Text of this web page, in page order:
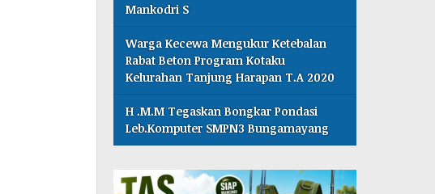
Mankodri S
Warga Kecewa Mengukur Ketebalan
Rabat Beton Program Kotaku
Kelurahan Tanjung Harapan T.A 2020
H .M.M Tegaskan Bongkar Pondasi
Leb.Komputer SMPN3 Bungamayang